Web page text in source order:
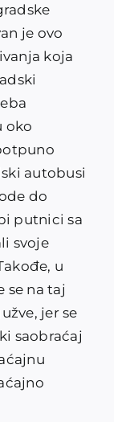
je ovo
koja
oko
autobusi
do
putnici sa
svoje
u
se na taj
jer se
saobraćaj